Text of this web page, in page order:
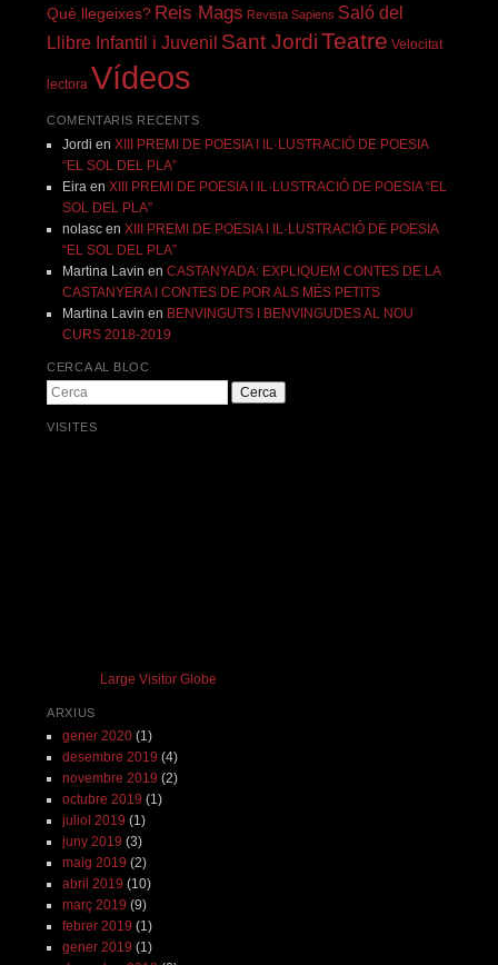
Què llegeixes? Reis Mags Revista Sapiens Saló del
Llibre Infantil i Juvenil Sant Jordi Teatre Velocitat
lectora Vídeos
COMENTARIS RECENTS
Jordi en XIII PREMI DE POESIA I IL·LUSTRACIÓ DE POESIA
“EL SOL DEL PLA”
Eira en XIII PREMI DE POESIA I IL·LUSTRACIÓ DE POESIA “EL
SOL DEL PLA”
nolascen XIII PREMI DE POESIA I IL·LUSTRACIÓ DE POESIA
“EL SOL DEL PLA”
Martina Lavin en CASTANYADA: EXPLIQUEM CONTES DE LA
CASTANYERA I CONTES DE POR ALS MÉS PETITS
Martina Lavin en BENVINGUTS I BENVINGUDES AL NOU
CURS 2018-2019
CERCA AL BLOC
Cerca
VISITES
Large Visitor Globe
ARXIUS
gener 2020(1)
desembre 2019 (4)
novembre 2019 (2)
octubre 2019 (1)
juliol 2019 (1)
juny 2019 (3)
maig 2019 (2)
abril 2019 (10)
març 2019 (9)
febrer 2019 (1)
gener 2019 (1)